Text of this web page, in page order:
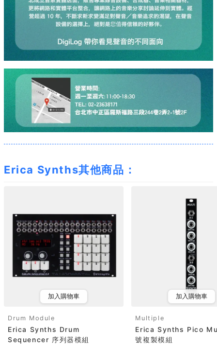
Erica Synths其他商品：
加入購物車
Drum Module
Erica Synths Drum
Sequencer 序列器模組
加入購物車
Multiple
Erica Synths Pico
號複製模組